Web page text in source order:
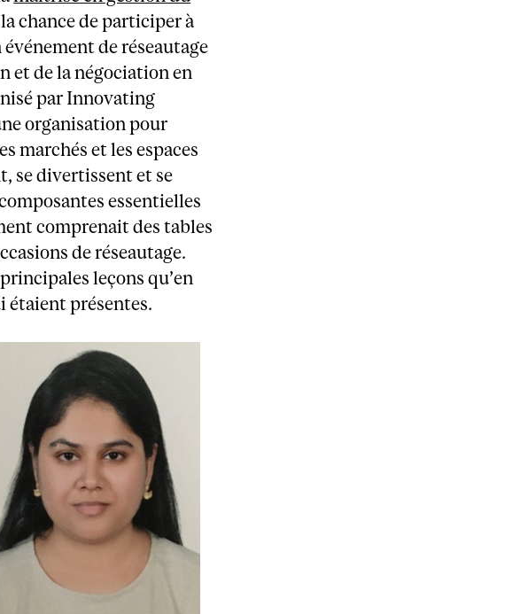
chance de participer à
de réseautage
et de la négociation en
par Innovating
organisation pour
marchés et les espaces
se divertissent et se
essentielles
comprenait des tables
de réseautage.
leçons qu’en
étaient présentes.